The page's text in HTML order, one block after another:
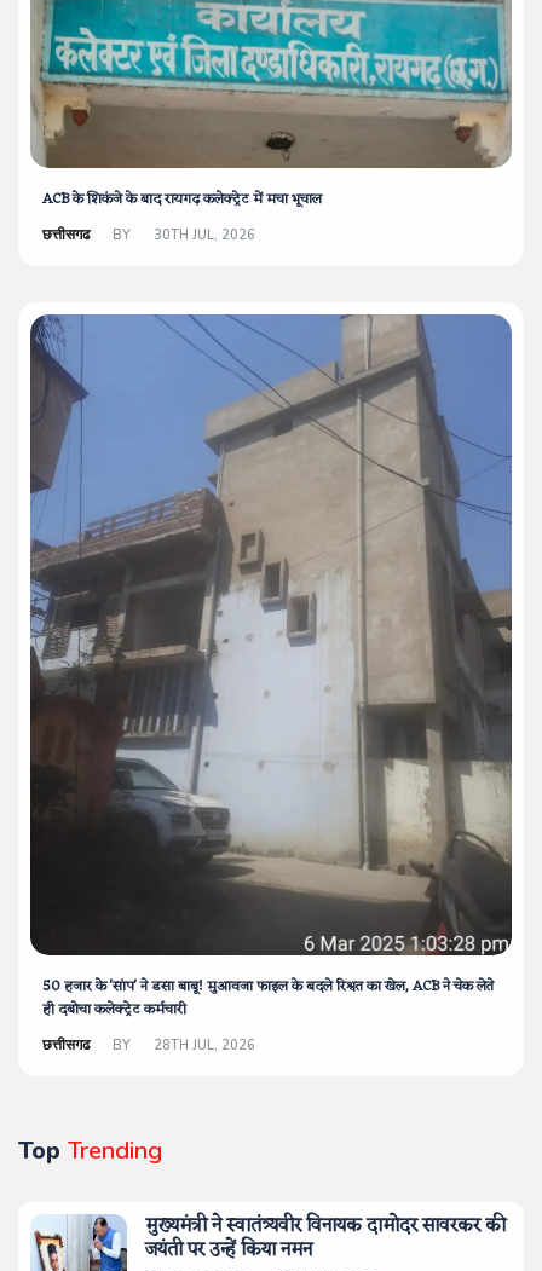
ACB के शिकंजे के बाद रायगढ़ कलेक्ट्रेट में मचा भूचाल
छत्तीसगढ BY 30TH JUL, 2026
50 हजार के 'सांप' ने डसा बाबू! मुआवजा फाइल के बदले रिश्वत का खेल, ACB ने चेक लेते
ही दबोचा कलेक्ट्रेट कर्मचारी
छत्तीसगढ BY 28TH JUL, 2026
Top Trending
मुख्यमंत्री ने स्वातंत्र्यवीर विनायक दामोदर सावरकर की
जयंती पर उन्हें किया नमन